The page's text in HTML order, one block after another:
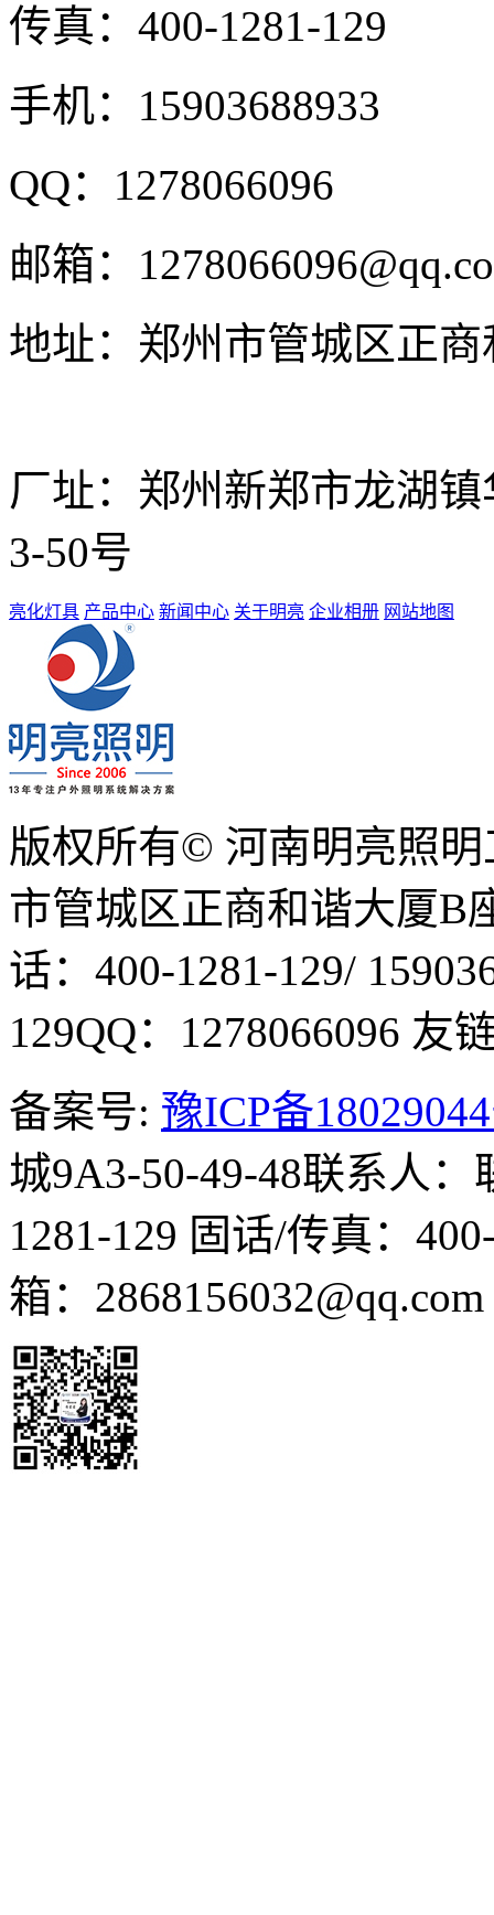
传真： 400-1281-129
手机： 15903688933
QQ： 1278066096
邮箱：
地址： 郑州市管城区正
厂址： 郑州新郑市龙湖
3-50号
亮化灯具 产品中心 新闻中心 关于明亮 企业相册 网站地图
版权所有© 河南明亮照
市管城区正商和谐大厦B
话：400-1281-129/
129QQ：1278066096 友
备案号: 豫ICP备
城9A3-50-49-48联系人：
1281-129 固话/传真：
箱：2868156032@qq.com